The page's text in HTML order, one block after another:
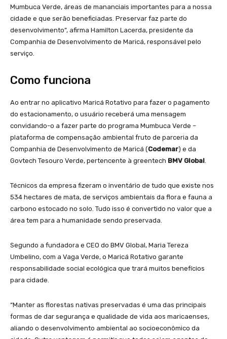
Mumbuca Verde, áreas de mananciais importantes para a nossa
cidade e que serão beneficiadas. Preservar faz parte do
desenvolvimento”, afirma Hamilton Lacerda, presidente da
Companhia de Desenvolvimento de Maricá, responsável pelo
serviço.
Como funciona
Ao entrar no aplicativo Maricá Rotativo para fazer o pagamento
do estacionamento, o usuário receberá uma mensagem
convidando-o a fazer parte do programa Mumbuca Verde –
plataforma de compensação ambiental fruto de parceria da
Companhia de Desenvolvimento de Maricá (Codemar) e da
Govtech Tesouro Verde, pertencente à greentech BMV Global.
Técnicos da empresa fizeram o inventário de tudo que existe nos
534 hectares de mata, de serviços ambientais da flora e fauna a
carbono estocado no solo. Tudo isso é convertido no valor que a
área tem para a humanidade sendo preservada.
Segundo a fundadora e CEO do BMV Global, Maria Tereza
Umbelino, com a Vaga Verde, o Maricá Rotativo garante
responsabilidade social ecológica que trará muitos benefícios
para cidade.
“Manter as florestas nativas preservadas é uma das principais
formas de dar segurança e qualidade de vida aos maricaenses,
aliando o desenvolvimento ambiental ao socioeconômico da